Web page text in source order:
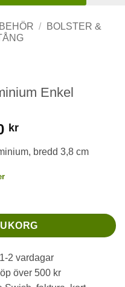
/
BOLSTER &
Enkel
kr
bredd 3,8 cm
2 vardagar
över 500 kr